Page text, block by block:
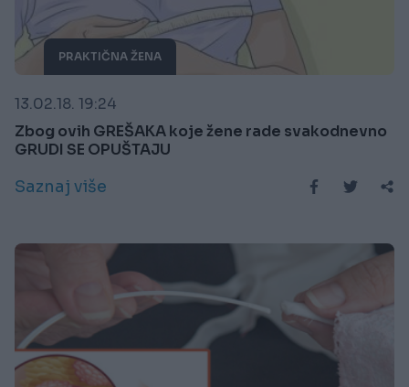
PRAKTIČNA ŽENA
13.02.18. 19:24
Zbog ovih GREŠAKA koje žene rade svakodnevno
GRUDI SE OPUŠTAJU
Saznaj više